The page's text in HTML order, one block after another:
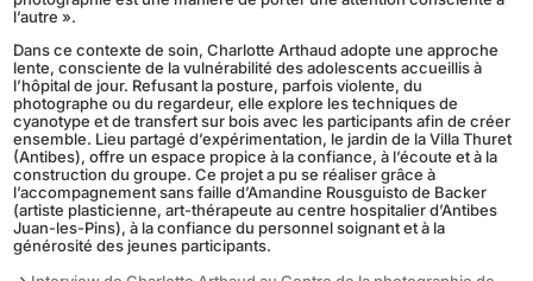
l’autre ».
Dans ce contexte de soin, Charlotte Arthaud adopte une approche
lente, consciente de la vulnérabilité des adolescents accueillis à
l’hôpital de jour. Refusant la posture, parfois violente, du
photographe ou du regardeur, elle explore les techniques de
cyanotype et de transfert sur bois avec les participants afin de créer
ensemble. Lieu partagé d’expérimentation, le jardin de la Villa Thuret
(Antibes), offre un espace propice à la confiance, à l’écoute et à la
construction du groupe. Ce projet a pu se réaliser grâce à
l’accompagnement sans faille d’Amandine Rousguisto de Backer
(artiste plasticienne, art-thérapeute au centre hospitalier d’Antibes
Juan-les-Pins), à la confiance du personnel soignant et à la
générosité des jeunes participants.